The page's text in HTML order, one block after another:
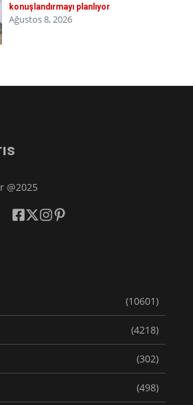
konuşlandırmayı planlıyor
Ağustos 8, 2026
@2025
(10601)
(4218)
(302)
(498)